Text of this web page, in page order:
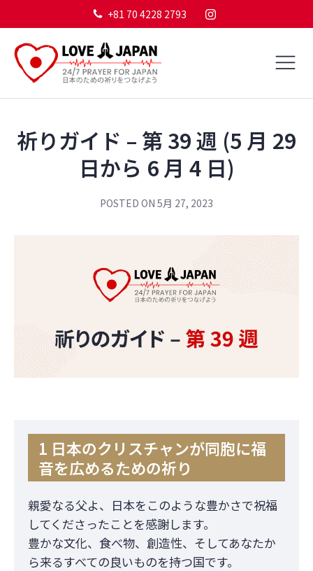
+81 70 4228 2793
祈りガイド – 第 39 週 (5 月 29
日から 6 月 4 日)
POSTED ON 5月 27, 2023
1 日本のクリスチャンが同胞に福
音を広めるための祈り
親愛なる父よ、日本をこのような豊かさで祝福
してくださったことを感謝します。
豊かな文化、食べ物、創造性、そしてあなたか
ら来るすべての良いものを持つ国です。